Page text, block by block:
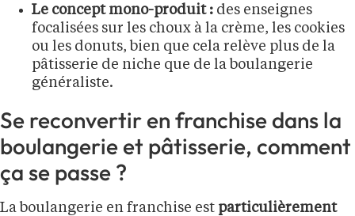
Le concept mono-produit : des enseignes
focalisées sur les choux à la crème, les cookies
ou les donuts, bien que cela relève plus de la
pâtisserie de niche que de la boulangerie
généraliste.
Se reconvertir en franchise dans la
boulangerie et pâtisserie, comment
ça se passe ?
La boulangerie en franchise est particulièrement